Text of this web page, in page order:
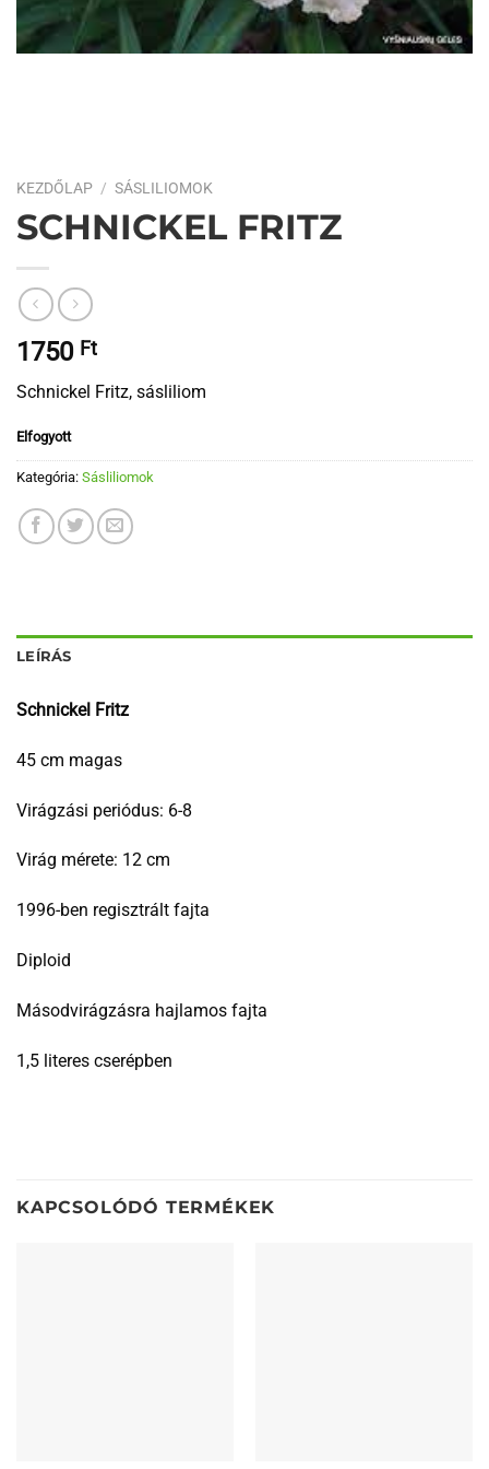
KEZDŐLAP / SÁSLILIOMOK
SCHNICKEL FRITZ
1750 Ft
Schnickel Fritz, sásliliom
Elfogyott
Kategória: Sásliliomok
LEÍRÁS
Schnickel Fritz
45 cm magas
Virágzási periódus: 6-8
Virág mérete: 12 cm
1996-ben regisztrált fajta
Diploid
Másodvirágzásra hajlamos fajta
1,5 literes cserépben
KAPCSOLÓDÓ TERMÉKEK